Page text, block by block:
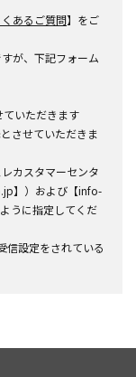
くあるご質問】をご
が、下記フォーム
いただきます
させていただきま
カスタマーセンタ
】）および【info-
うに指定してくだ
信設定をされている